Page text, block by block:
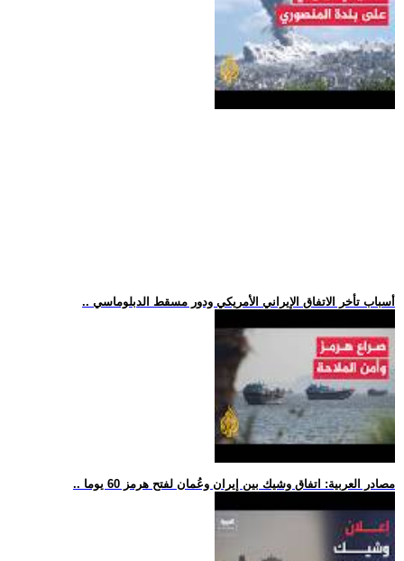
.. أسباب تأخر الاتفاق الإيراني الأمريكي ودور مسقط الدبلوماسي
.. مصادر العربية: اتفاق وشيك بين إيران وعُمان لفتح هرمز 60 يوما